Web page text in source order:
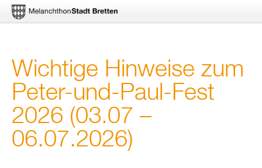
rekt
zum
In­
halt
Wich­ti­ge Hin­wei­se zum
Peter-und-Paul-Fest
2026 (03.07 –
06.07.2026)